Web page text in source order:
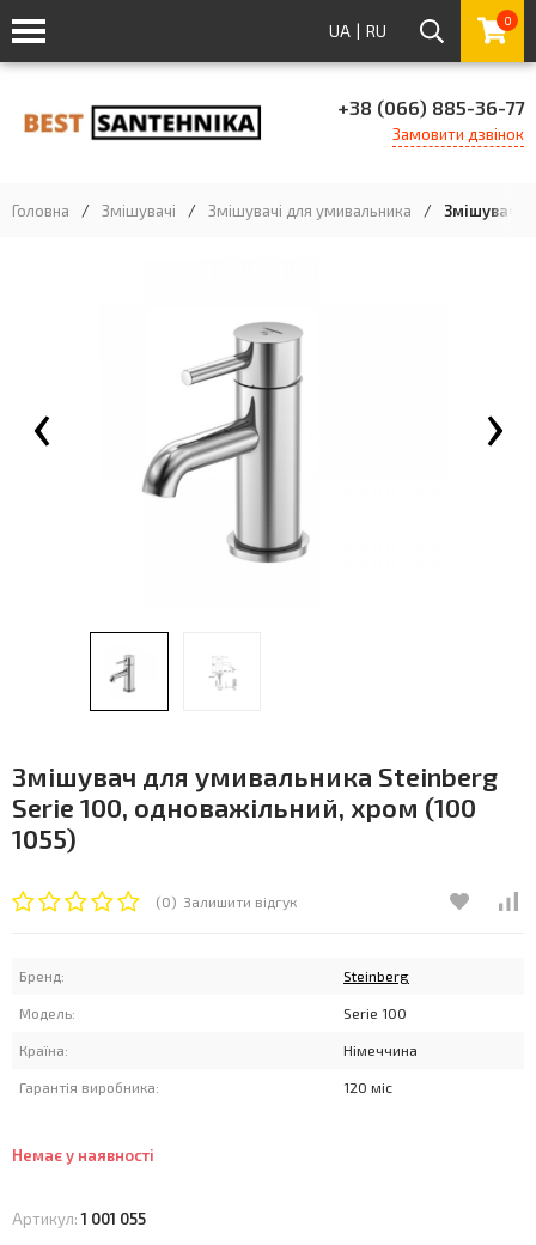
UA | RU 0
+38 (066) 885-36-77
Замовити дзвінок
Головна / Змішувачі / Змішувачі для умивальника / Змішувач
‹ ›
Змішувач для умивальника Steinberg
Serie 100, одноважільний, хром (100
1055)
(0) Залишити відгук
Бренд: Steinberg
Модель: Serie 100
Країна: Німеччина
Гарантія виробника: 120 міс
Немає у наявності
Артикул:1 001 055